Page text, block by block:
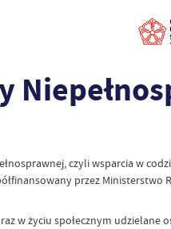
czyli wsparcia w
przez Ministerstwo
w życiu społecznym